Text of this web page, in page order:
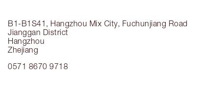
B1-B1S41, Hangzhou Mix City, Fuchunjiang Road
Jianggan District
Hangzhou
Zhejiang
0571 8670 9718